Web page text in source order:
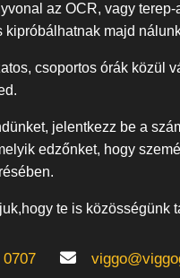
az OCR, vagy
kipróbálhatnak majd
csoportos órák közül
jelentkezz be a
edzőnket, hogy
te is közösségünk